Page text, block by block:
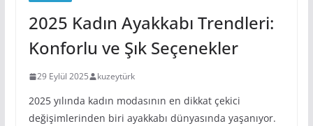
2025 Kadın Ayakkabı Trendleri:
Konforlu ve Şık Seçenekler
29 Eylül 2025 kuzeytürk
2025 yılında kadın modasının en dikkat çekici
değişimlerinden biri ayakkabı dünyasında yaşanıyor.